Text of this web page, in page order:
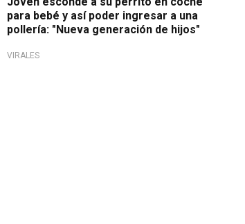
para bebé y así poder ingresar a una
pollería: "Nueva generación de hijos"
VIRALES